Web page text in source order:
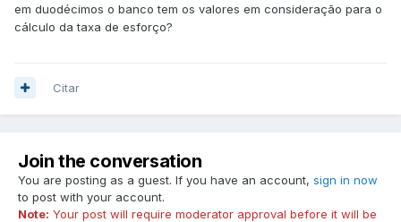
em duodécimos o banco tem os valores em consideração para o
cálculo da taxa de esforço?
Citar
Join the conversation
You are posting as a guest. If you have an account, sign in now
to post with your account.
Note: Your post will require moderator approval before it will be